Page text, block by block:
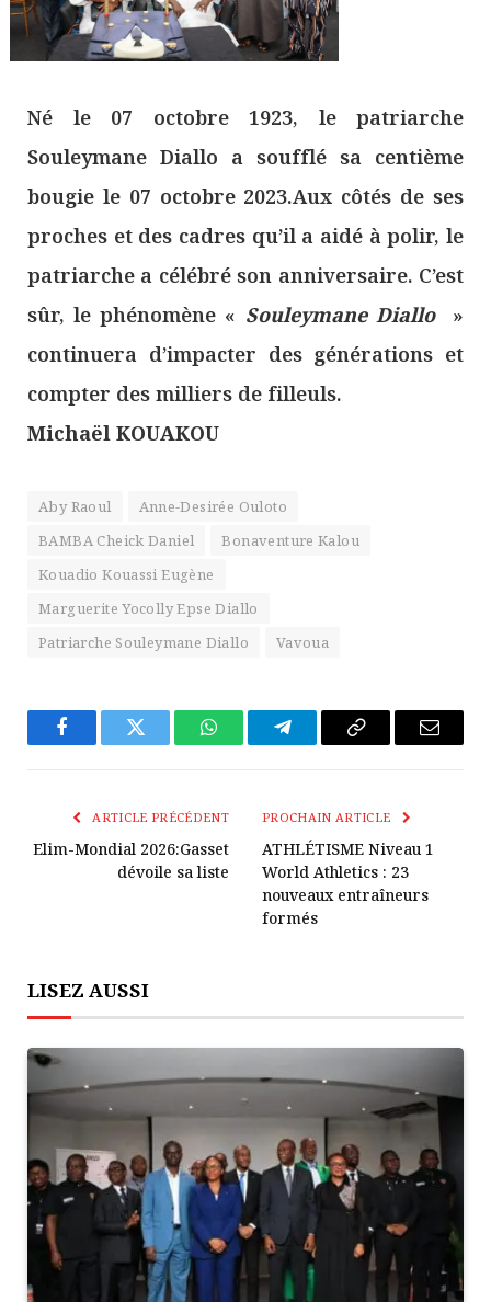
Né le 07 octobre 1923, le patriarche
Souleymane Diallo a soufflé sa centième
bougie le 07 octobre 2023.Aux côtés de ses
proches et des cadres qu’il a aidé à polir, le
patriarche a célébré son anniversaire. C’est
sûr, le phénomène « Souleymane Diallo»
continuera d’impacter des générations et
compter des milliers de filleuls.
Michaël KOUAKOU
Aby Raoul
Anne-Desirée Ouloto
BAMBA Cheick Daniel
Bonaventure Kalou
Kouadio Kouassi Eugène
Marguerite Yocolly Epse Diallo
Patriarche Souleymane Diallo
Vavoua
FacebookTwitter WhatsAppTélégrammeCopier
Lien
E-
ARTICLE PRÉCÉDENT
Elim-Mondial 2026:Gasset
dévoile sa liste
PROCHAIN ARTICLE
ATHLÉTISME Niveau 1
World Athletics : 23
nouveaux entraîneurs
formés
LISEZ AUSSI